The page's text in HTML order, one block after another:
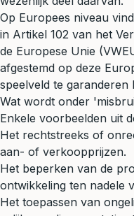
Op Europees niveau
in Artikel 102 van het
de Europese Unie
afgestemd op deze
speelveld te
Wat wordt onder
Enkele voorbeelden uit
Het rechtstreeks of
aan- of verkoopprijzen.
Het beperken van de
ontwikkeling ten nadele
Het toepassen van